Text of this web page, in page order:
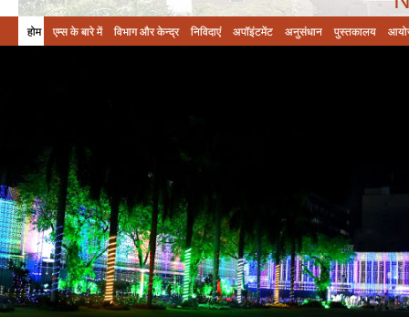
होम एम्‍स के बारे में विभाग और केन्‍द्र निविदाएं अपॉइंटमेंट अनुसंधान पुस्तकालय